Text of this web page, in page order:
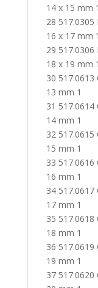
14 x 15 mm 1
28
16 x 17 mm 1
29
18 x 19 mm 1
30
13 mm 1
31
14 mm 1
32
15 mm 1
33
16 mm 1
34
17 mm 1
35
18 mm 1
36
19 mm 1
37